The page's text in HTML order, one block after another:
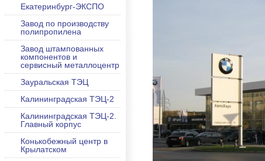
Екатеринбург-ЭКСПО
Завод по производству
полипропилена
Завод штампованных
компонентов и
сервисный металлоцентр
Зауральская ТЭЦ
Калининградская ТЭЦ-2
Калининградская ТЭЦ-2.
Главный корпус
Конькобежный центр в
Крылатском